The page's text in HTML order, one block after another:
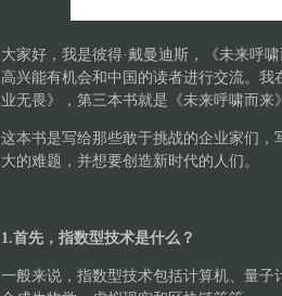
大家好，我是彼得·戴曼迪斯，《未来呼
高兴能有机会和中国的读者进行交流。
业无畏》，第三本书就是《未来呼啸而来
这本书是写给那些敢于挑战的企业家们
大的难题，并想要创造新时代的人们。
1.首先，指数型技术是什么？
一般来说，指数型技术包括计算机、量子